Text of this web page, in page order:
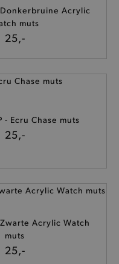
Acrylic
muts
25,-
- Ecru Chase muts
25,-
Acrylic Watch
muts
25,-